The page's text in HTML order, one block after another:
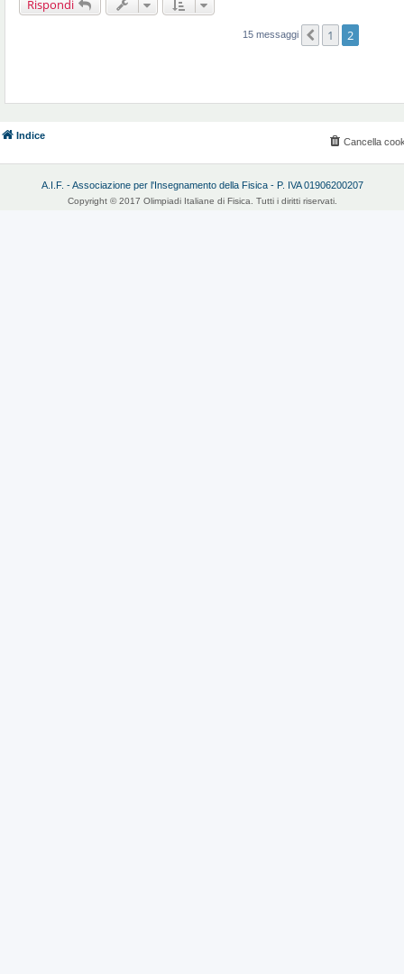
Rispondi
15 messaggi Precedente
1 2
Indice
Cancella
A.I.F. - Associazione per l'Insegnamento della Fisica - P. IVA 01906200207
Copyright © 2017 Olimpiadi Italiane di Fisica. Tutti i diritti riservati.